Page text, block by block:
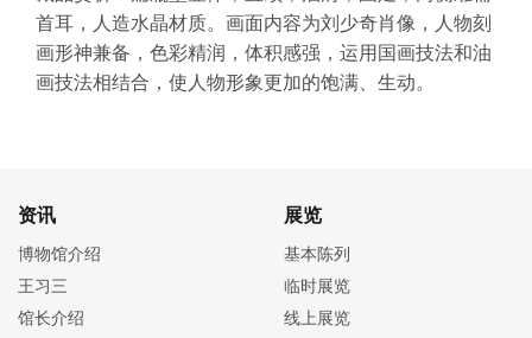
首耳，人造水晶材质。画面内容为刘少奇肖像，人物刻
画形神兼备，色彩精润，体积感强，运用国画技法和油
画技法相结合，使人物形象更加的饱满、生动。
资讯
博物馆介绍
王习三
馆长介绍
展览
基本陈列
临时展览
线上展览